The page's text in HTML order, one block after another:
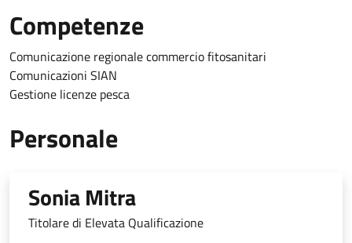
Competenze
Comunicazione regionale commercio fitosanitari
Comunicazioni SIAN
Gestione licenze pesca
Personale
Sonia Mitra
Titolare di Elevata Qualificazione